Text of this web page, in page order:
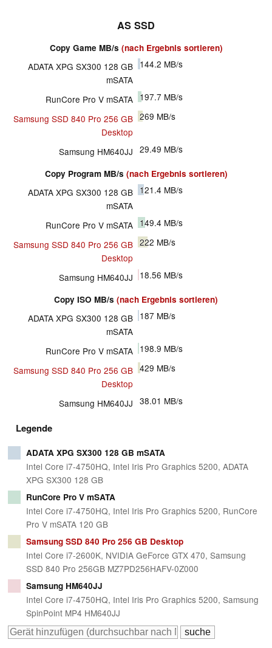
AS SSD
Copy Game MB/s (nach Ergebnis sortieren)
ADATA XPG SX300 128 GB
mSATA
144.2 MB/s
RunCore Pro V mSATA 197.7 MB/s
Samsung SSD 840 Pro 256 GB
Desktop
269 MB/s
Samsung HM640JJ 29.49 MB/s
Copy Program MB/s (nach Ergebnis sortieren)
ADATA XPG SX300 128 GB
mSATA
121.4 MB/s
RunCore Pro V mSATA 149.4 MB/s
Samsung SSD 840 Pro 256 GB
Desktop
222 MB/s
Samsung HM640JJ 18.56 MB/s
Copy ISO MB/s (nach Ergebnis sortieren)
ADATA XPG SX300 128 GB
mSATA
187 MB/s
RunCore Pro V mSATA 198.9 MB/s
Samsung SSD 840 Pro 256 GB
Desktop
429 MB/s
Samsung HM640JJ 38.01 MB/s
Legende
ADATA XPG SX300 128 GB mSATA
Intel Core i7-4750HQ, Intel Iris Pro Graphics 5200, ADATA
XPG SX300 128 GB
RunCore Pro V mSATA
Intel Core i7-4750HQ, Intel Iris Pro Graphics 5200, RunCore
Pro V mSATA 120 GB
Samsung SSD 840 Pro 256 GB Desktop
Intel Core i7-2600K, NVIDIA GeForce GTX 470, Samsung
SSD 840 Pro 256GB MZ7PD256HAFV-0Z000
Samsung HM640JJ
Intel Core i7-4750HQ, Intel Iris Pro Graphics 5200, Samsung
SpinPoint MP4 HM640JJ